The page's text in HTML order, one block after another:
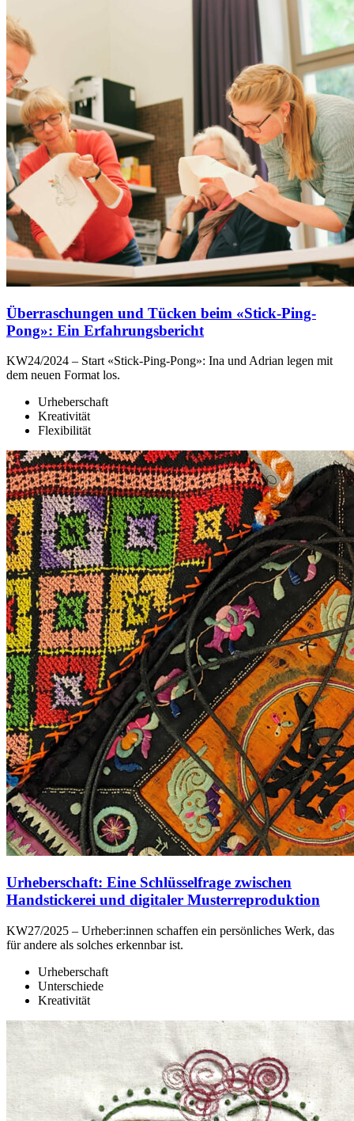
Überraschungen und Tücken beim «Stick-Ping-
Pong»: Ein Erfahrungsbericht
KW24/2024 – Start «Stick-Ping-Pong»: Ina und Adrian legen mit
dem neuen Format los.
Urheberschaft
Kreativität
Flexibilität
Urheberschaft: Eine Schlüsselfrage zwischen
Handstickerei und digitaler Musterreproduktion
KW27/2025 – Urheber:innen schaffen ein persönliches Werk, das
für andere als solches erkennbar ist.
Urheberschaft
Unterschiede
Kreativität